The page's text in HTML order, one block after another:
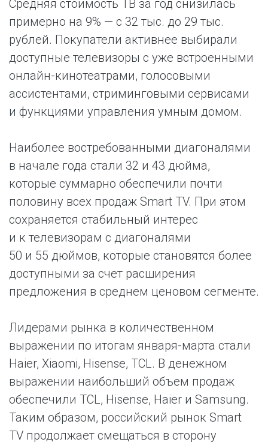
Средняя стоимость ТВ за год снизилась
примерно на 9% — с 32 тыс. до 29 тыс.
рублей. Покупатели активнее выбирали
доступные телевизоры с уже встроенными
онлайн-кинотеатрами, голосовыми
ассистентами, стриминговыми сервисами
и функциями управления умным домом.
Наиболее востребованными диагоналями
в начале года стали 32 и 43 дюйма,
которые суммарно обеспечили почти
половину всех продаж Smart TV. При этом
сохраняется стабильный интерес
и к телевизорам с диагоналями
50 и 55 дюймов, которые становятся более
доступными за счет расширения
предложения в среднем ценовом сегменте.
Лидерами рынка в количественном
выражении по итогам января-марта стали
Haier, Xiaomi, Hisense, TCL. В денежном
выражении наибольший объем продаж
обеспечили TCL, Hisense, Haier и Samsung.
Таким образом, российский рынок Smart
TV продолжает смещаться в сторону